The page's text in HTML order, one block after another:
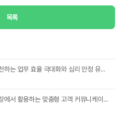
목록
마사지샵 관리사가 실천하는 업무 효율 극대화와 심리 안정 유지법
마사지샵 관리사가 현장에서 활용하는 맞춤형 고객 커뮤니케이션과 업무 효율 증진법